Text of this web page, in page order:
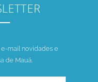
mail novidades e
de Mauá.